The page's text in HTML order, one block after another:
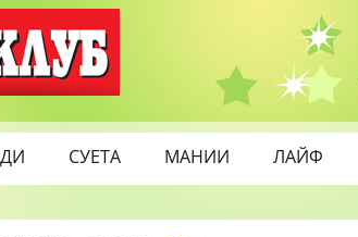
СУЕТА МАНИИ ЛАЙФ